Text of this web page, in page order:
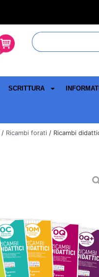
SCRITTURA
/ Ricambi forati / Ricambi